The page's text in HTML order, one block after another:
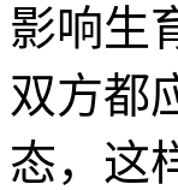
影响生
双方都
态，这